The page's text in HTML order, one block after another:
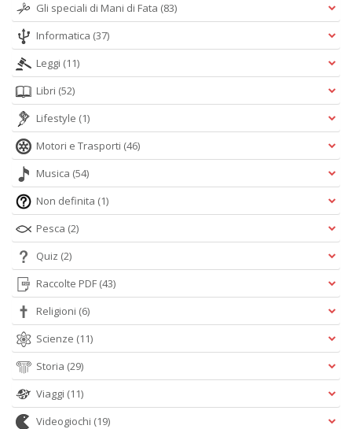
Gli speciali di Mani di Fata (83)
Informatica (37)
Leggi (11)
Libri (52)
Lifestyle (1)
Motori e Trasporti (46)
Musica (54)
Non definita (1)
Pesca (2)
Quiz (2)
Raccolte PDF (43)
Religioni (6)
Scienze (11)
Storia (29)
Viaggi (11)
Videogiochi (19)